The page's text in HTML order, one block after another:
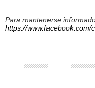
Para mantenerse
https://www.facebook.com/